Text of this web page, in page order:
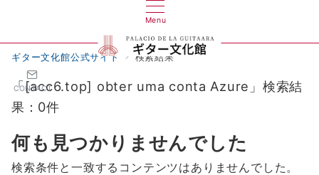
Menu
CONTACT
ギター文化館公式サイト 検索結果
「[acc6.top] obter uma conta Azure」検索結
果：0件
何も見つかりませんでした
検索条件と一致するコンテンツはありませんでした。